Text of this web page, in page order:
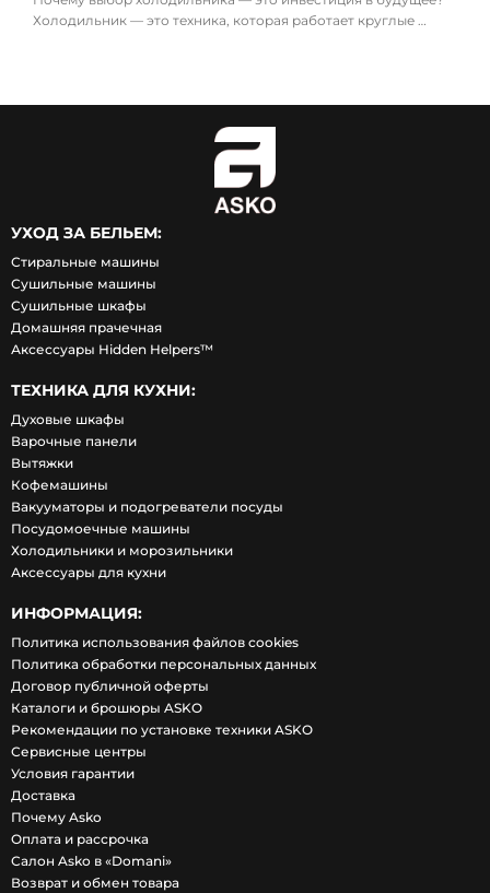
Холодильник — это техника, которая работает круглые …
УХОД ЗА БЕЛЬЕМ:
Стиральные машины
Сушильные машины
Сушильные шкафы
Домашняя прачечная
Аксессуары Hidden Helpers™
ТЕХНИКА ДЛЯ КУХНИ:
Духовые шкафы
Варочные панели
Вытяжки
Кофемашины
Вакууматоры и подогреватели посуды
Посудомоечные машины
Холодильники и морозильники
Аксессуары для кухни
ИНФОРМАЦИЯ:
Политика использования файлов cookies
Политика обработки персональных данных
Договор публичной оферты
Каталоги и брошюры ASKO
Рекомендации по установке техники ASKO
Сервисные центры
Условия гарантии
Доставка
Почему Asko
Оплата и рассрочка
Салон Asko в «Domani»
Возврат и обмен товара